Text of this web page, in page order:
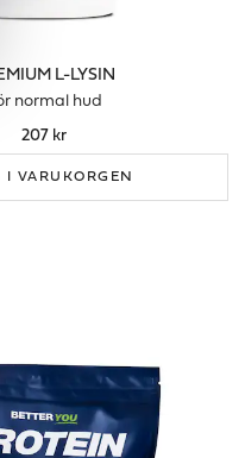
L-LYSIN
normal hud
207 kr
I VARUKORGEN